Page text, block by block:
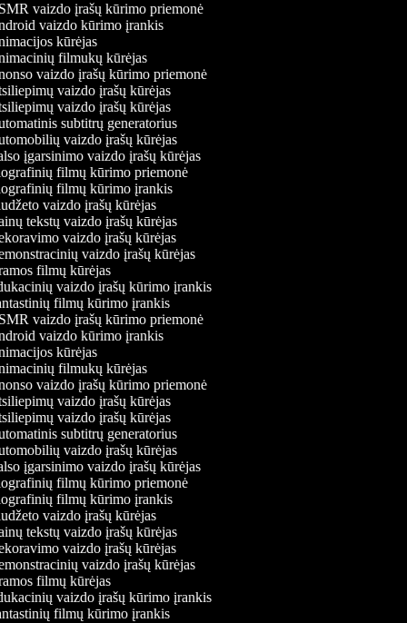
vaizdo įrašų kūrimo priemonė
vaizdo kūrimo įrankis
kūrėjas
filmukų kūrėjas
vaizdo įrašų kūrimo priemonė
vaizdo įrašų kūrėjas
vaizdo įrašų kūrėjas
subtitrų generatorius
vaizdo įrašų kūrėjas
įgarsinimo vaizdo įrašų kūrėjas
filmų kūrimo priemonė
filmų kūrimo įrankis
vaizdo įrašų kūrėjas
tekstų vaizdo įrašų kūrėjas
vaizdo įrašų kūrėjas
vaizdo įrašų kūrėjas
filmų kūrėjas
vaizdo įrašų kūrimo įrankis
filmų kūrimo įrankis
vaizdo įrašų kūrimo priemonė
vaizdo kūrimo įrankis
kūrėjas
filmukų kūrėjas
vaizdo įrašų kūrimo priemonė
vaizdo įrašų kūrėjas
vaizdo įrašų kūrėjas
subtitrų generatorius
vaizdo įrašų kūrėjas
įgarsinimo vaizdo įrašų kūrėjas
filmų kūrimo priemonė
filmų kūrimo įrankis
vaizdo įrašų kūrėjas
tekstų vaizdo įrašų kūrėjas
vaizdo įrašų kūrėjas
vaizdo įrašų kūrėjas
filmų kūrėjas
vaizdo įrašų kūrimo įrankis
filmų kūrimo įrankis